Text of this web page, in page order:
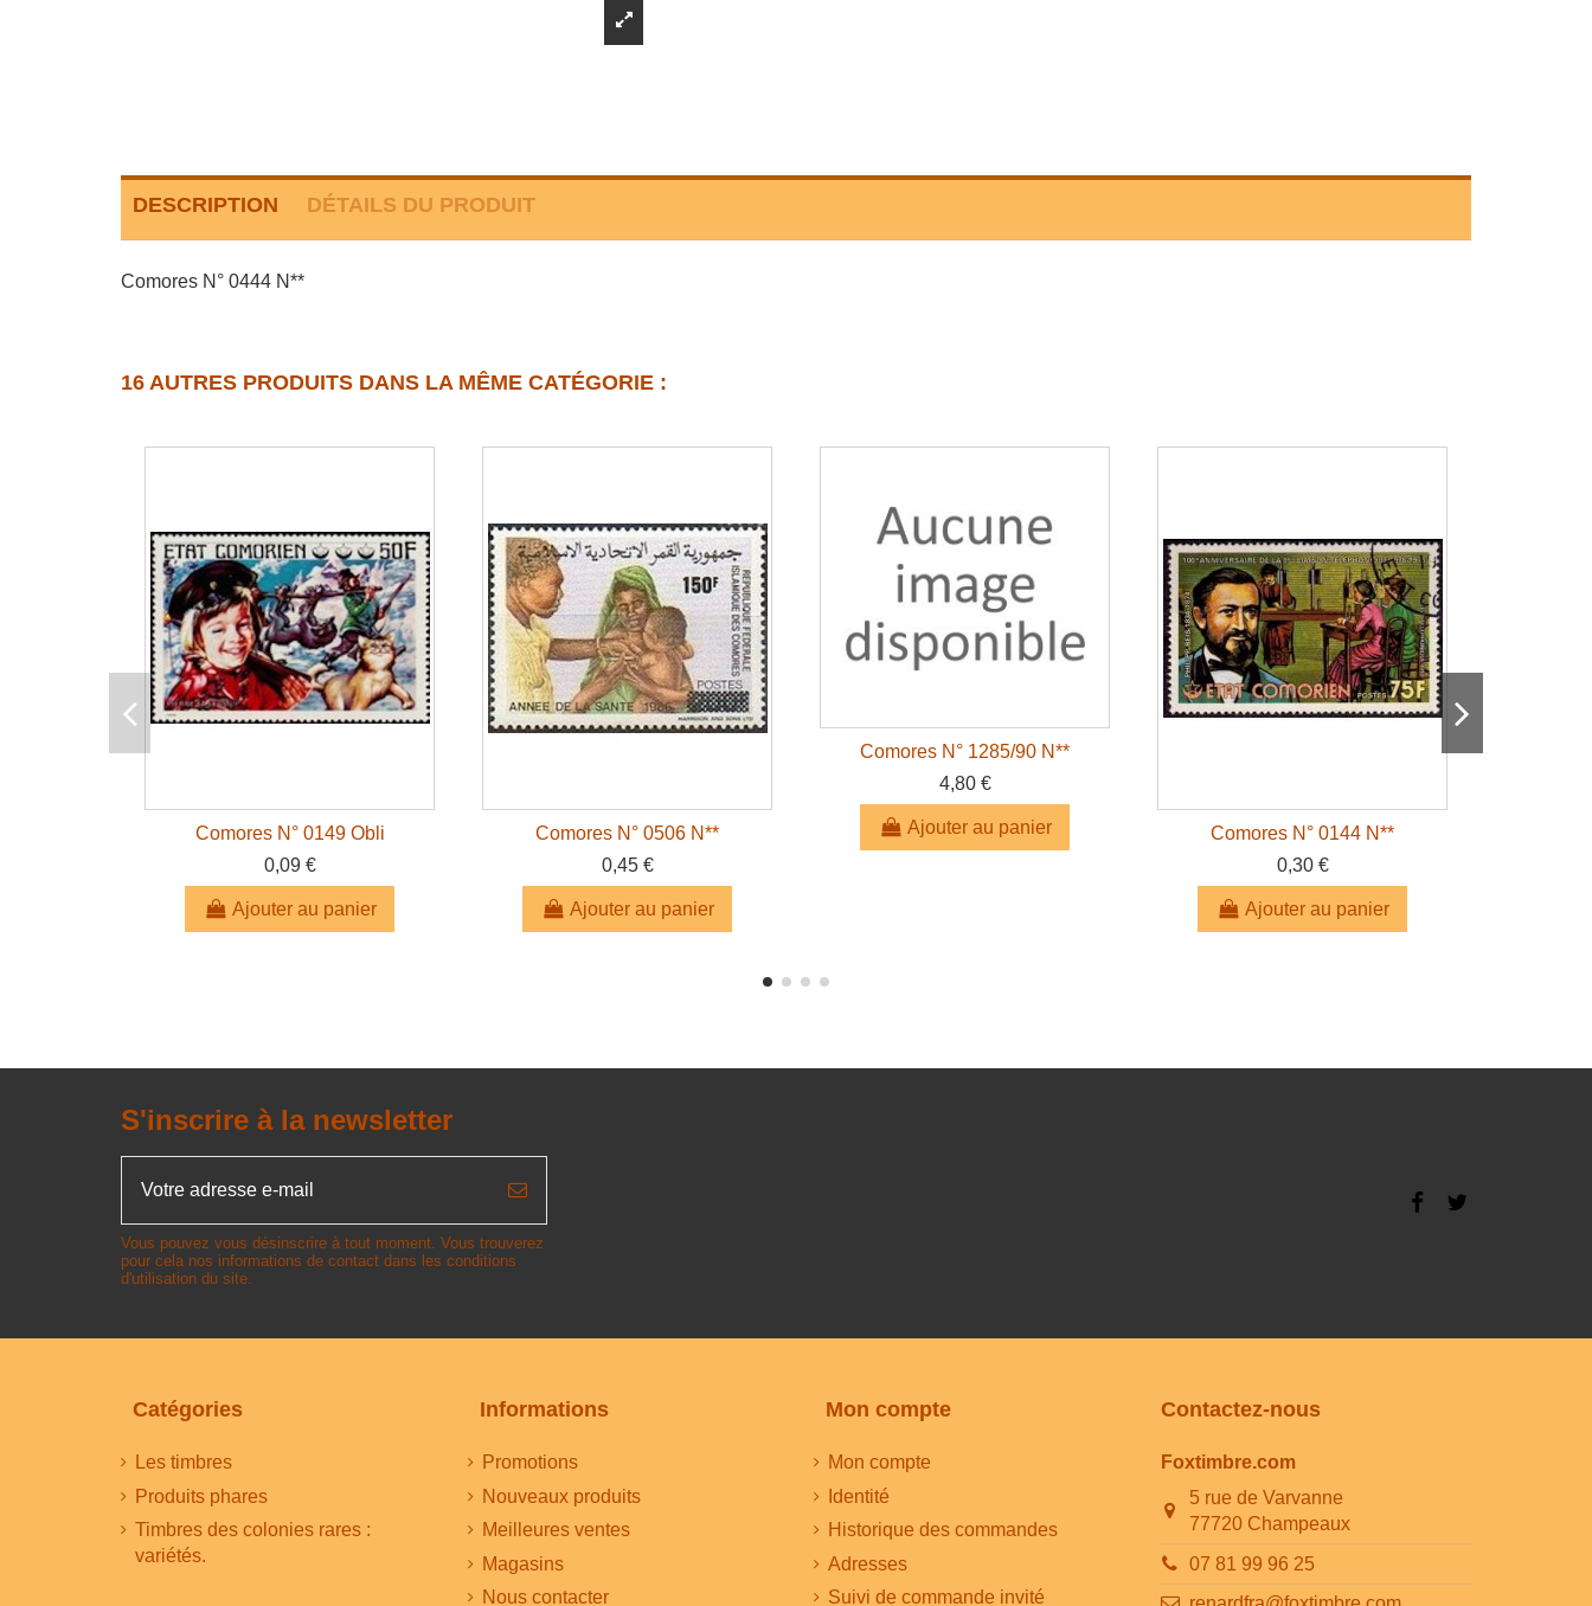
DESCRIPTION DÉTAILS DU PRODUIT
Comores N° 0444 N**
16 AUTRES PRODUITS DANS LA MÊME CATÉGORIE :
Comores N° 0149 Obli
0,09 €
Ajouter au panier
Comores N° 0506 N**
0,45 €
Ajouter au panier
Comores N° 1285/90 N**
4,80 €
Ajouter au panier
Comores N° 0144 N**
0,30 €
Ajouter au panier
S'inscrire à la newsletter
Vous pouvez vous désinscrire à tout moment. Vous trouverez
pour cela nos informations de contact dans les conditions
d'utilisation du site.
Catégories
Les timbres
Produits phares
Timbres des colonies rares :
variétés.
Informations
Promotions
Nouveaux produits
Meilleures ventes
Magasins
Nous contacter
Mon compte
Mon compte
Identité
Historique des commandes
Adresses
Suivi de commande invité
Contactez-nous
Foxtimbre.com
5 rue de Varvanne
77720 Champeaux
07 81 99 96 25